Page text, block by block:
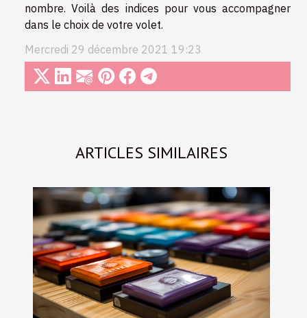
ARTICLES SIMILAIRES
nombre. Voilà des indices pour vous accompagner
dans le choix de votre volet.
Mercredi 29 décembre 2021 19:23